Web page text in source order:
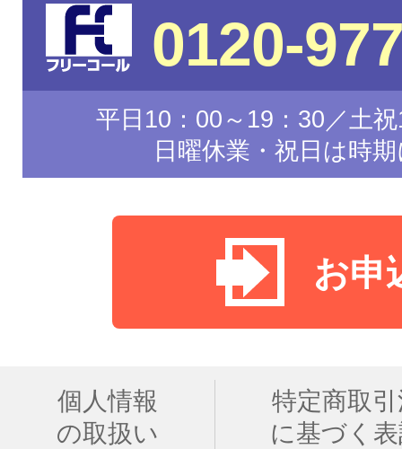
0120-
平日10：00～19：30／土
日曜休業・祝日は時
お申
個人情報
の取扱い
特定商取
に基づく